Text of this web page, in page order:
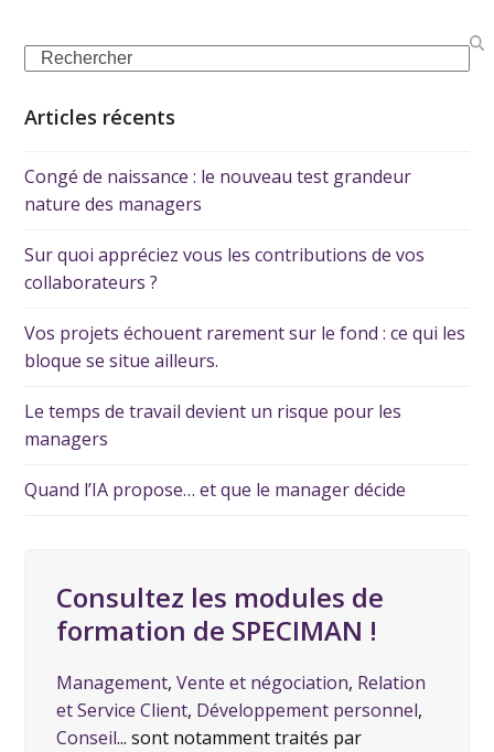
Articles récents
Congé de naissance : le nouveau test grandeur
nature des managers
Sur quoi appréciez vous les contributions de vos
collaborateurs ?
Vos projets échouent rarement sur le fond : ce qui les
bloque se situe ailleurs.
Le temps de travail devient un risque pour les
managers
Quand l’IA propose… et que le manager décide
Consultez les modules de
formation de SPECIMAN !
Management,Vente et négociation, Relation
et Service Client, Développement personnel,
Conseil... sont notamment traités par